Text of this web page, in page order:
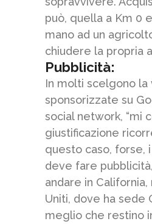
può, quella a Km 0
mano ad un
chiudere la propria
Pubblicità:
In molti scelgono la
sponsorizzate su
social network, “mi
giustificazione
questo caso, forse,
deve fare
andare in
Uniti, dove ha sede
meglio che restino